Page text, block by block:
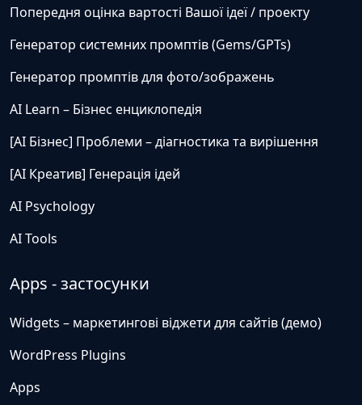
Попередня оцінка вартості Вашої ідеї / проекту
Генератор системних промптів (Gems/GPTs)
Генератор промптів для фото/зображень
AI Learn – Бізнес енциклопедія
[AI Бізнес] Проблеми – діагностика та вирішення
[AI Креатив] Генерація ідей
AI Psychology
AI Tools
Apps - застосунки
Widgets – маркетингові віджети для сайтів (демо)
WordPress Plugins
Apps